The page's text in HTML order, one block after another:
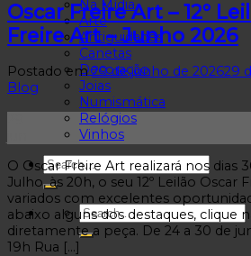
Na Mídia
Arte
Antiguidades
Canetas
Decoração
Joias
Numismática
Relógios
Vinhos
Oscar Freire Art – 12º
Freire Art – Junho 2026
Postado em29 de junho de 202629
Blog
O Oscar Freire Art realizará nos dias
Julho, às 20h, o seu 12º Leilão Oscar
variados com excelentes
abaixo alguns dos destaques, clique
diretamente a peça. De 24 a 30 de
19h Rua […]